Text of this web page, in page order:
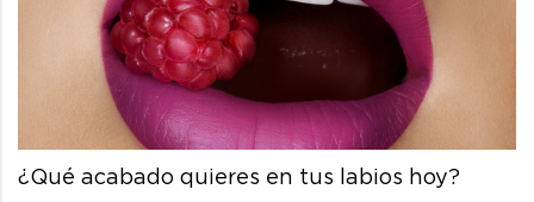
¿Qué acabado quieres en tus labios hoy?